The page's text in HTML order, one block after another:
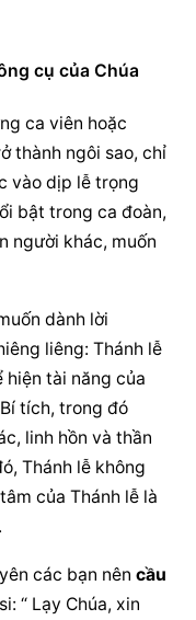
cụ của Chúa
ca viên hoặc
thành ngôi sao, chỉ
vào dịp lễ trọng
bật trong ca đoàn,
người khác, muốn
dành lời
liêng: Thánh lễ
tài năng của
tích, trong đó
linh hồn và thần
Thánh lễ không
của Thánh lễ là
các bạn nên cầu
“ Lạy Chúa, xin